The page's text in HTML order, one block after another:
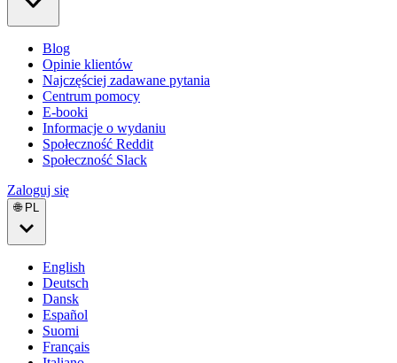
Blog
Opinie klientów
Najczęściej zadawane pytania
Centrum pomocy
E-booki
Informacje o wydaniu
Społeczność Reddit
Społeczność Slack
Zaloguj się
🌐 PL
English
Deutsch
Dansk
Español
Suomi
Français